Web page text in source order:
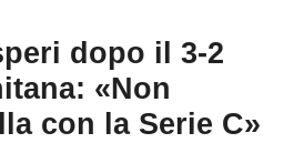
dopo il 3-2
«Non
con la Serie C»